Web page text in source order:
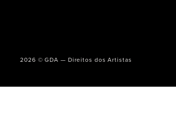
2026 © GDA — Direitos dos Artistas